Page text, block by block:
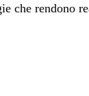
che rendono